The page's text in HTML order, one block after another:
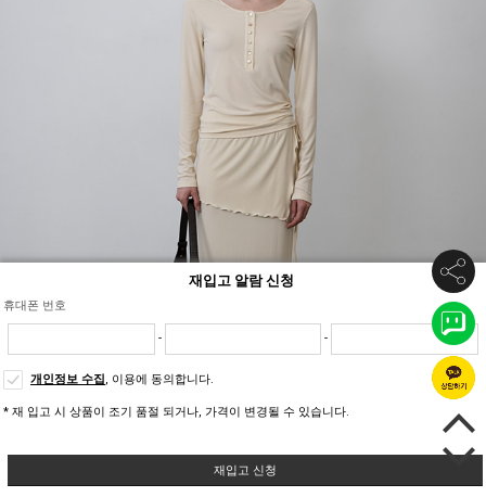
재입고 알람 신청
휴대폰 번호
- -
개인정보 수집, 이용에 동의합니다.
* 재 입고 시 상품이 조기 품절 되거나, 가격이 변경될 수 있습니다.
재입고 신청